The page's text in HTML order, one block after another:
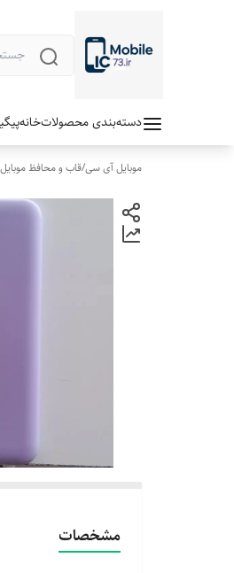
دسته‌بندی محصولاتخانه
موبایل آی سی/قاب و محافظ
مشخصات